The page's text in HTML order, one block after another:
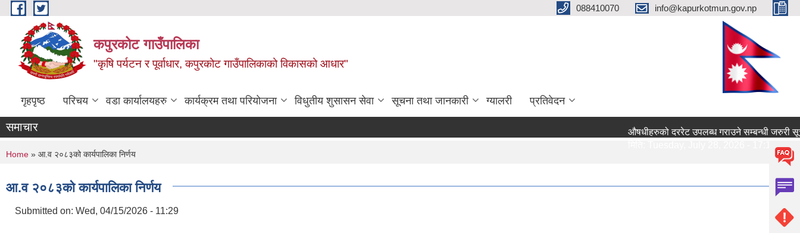
Skip to main content 088410070 info@kapurkotmun.gov.np
कपुरकोट गाउँपालिका
"कृषि पर्यटन र पूर्वाधार, कपुरकोट गाउँपालिकाको विकासको आधार"
गृहपृष्ठ परिचय वडा कार्यालयहरु कार्यक्रम तथा परियोजना विधुतीय शुसासन सेवा सूचना तथा जानकारी ग्यालरी प्रतिवेदन
समाचार
औषधीहरुको दररेट उपलब्ध गराउने सम्बन्धी जरुरी सूचना।
You are here
Home » आ.व २०८३को कार्यपालिका निर्णय
आ.व २०८३को कार्यपालिका निर्णय
Submitted on: Wed, 04/15/2026 - 11:29